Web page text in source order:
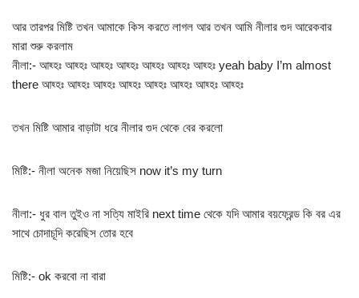
আর তারপর মিষ্টি তখন আমাকে কিস করতে লাগল আর তখন আমি নীলার গুদ আরেকবার
মারা শুরু করলাম
নীলা:- আহ্হঃ আহ্হঃ আহ্হঃ আহ্হঃ আহ্হঃ আহ্হঃ আহ্হঃ yeah baby I’m almost
there আহ্হঃ আহ্হঃ আহ্হঃ আহ্হঃ আহ্হঃ আহ্হঃ আহ্হঃ আহ্হঃ
তখন মিষ্টি আমার বাড়াটা ধরে নীলার গুদ থেকে বের করলো
মিষ্টি:- নীলা অনেক মজা নিয়েছিস now it’s my turn
নীলা:- ধুর বাল তুইও না সত্যি মাইরি next time থেকে যদি আমার বয়ফ্রেন্ড কি বর এর
সাথে চোদাচূদি করেছিস তোর হবে
মিষ্টি:- ok করবো না বারা